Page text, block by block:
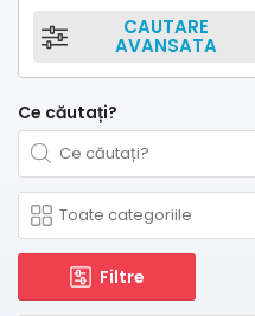
CAUTARE
AVANSATA
Ce căutați?
Filtre